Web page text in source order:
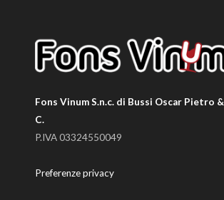
Fons Vinum S.n.c. di Bussi Oscar Pietro &
C.
P.IVA 03324550049
Preferenze privacy